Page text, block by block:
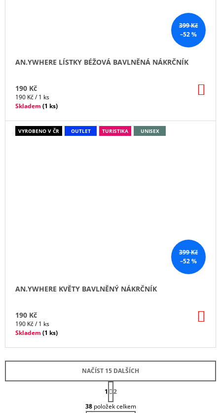
399 Kč
–52 %
AN.YWHERE LÍSTKY BÉŽOVÁ BAVLNĚNÁ NÁKRČNÍK
190 Kč
Měrná
cena:
190 Kč / 1 ks
Skladem (1 ks)
399 Kč
–52 %
VYROBENO V ČR OUTLET TURISTIKA UNISEX
AN.YWHERE KVĚTY BAVLNĚNÝ NÁKRČNÍK
190 Kč
Měrná
cena:
190 Kč / 1 ks
Skladem (1 ks)
O
V
NAČÍST 15 DALŠÍCH
S
T
R
Á
1
2
38položek celkem